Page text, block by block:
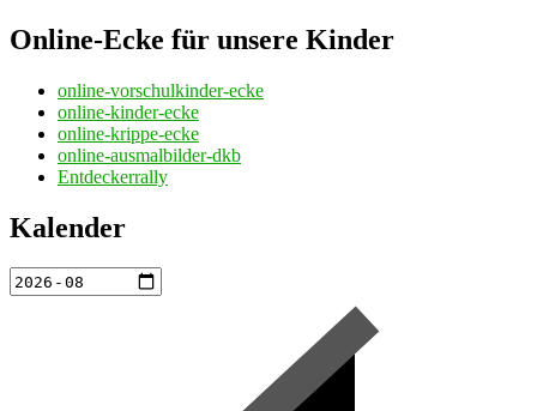
Online-Ecke für unsere Kinder
online-vorschulkinder-ecke
online-kinder-ecke
online-krippe-ecke
online-ausmalbilder-dkb
Entdeckerrally
Kalender